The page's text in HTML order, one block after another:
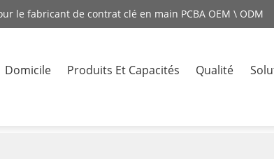
le fabricant de contrat clé en main PCBA OEM \ ODM
Domicile Produits Et Capacités Qualité